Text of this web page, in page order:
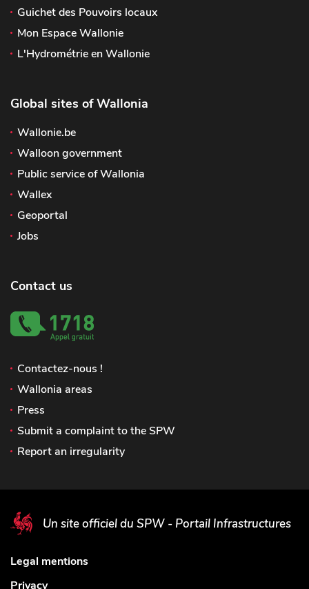
Guichet des Pouvoirs locaux
Mon Espace Wallonie
L'Hydrométrie en Wallonie
Global sites of Wallonia
Wallonie.be
Walloon government
Public service of Wallonia
Wallex
Geoportal
Jobs
Contact us
Contactez-nous !
Wallonia areas
Press
Submit a complaint to the SPW
Report an irregularity
Un site officiel du SPW - Portail Infrastructures
Legal mentions
Privacy